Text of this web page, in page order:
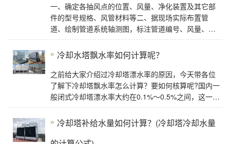
一、确定各抽风点的位置、风量、净化装置及其它部
件的型号规格、风管材料等二、据现场实际布置管
道、绘制管道系统轴测图，标注管道编号、风量、管
长三、确定管道内的气速。考虑系统阻力、粉尘磨损
冷却水塔飘水率如何计算呢？
之前给大家介绍过冷却塔漂水率的原因，今天带各位
了解下冷却塔飘水率怎么计算？要如何核算呢?国内一
般闭式冷却塔漂水率大约在0.1%～0.5%之间，这一数
值是什么概念呢?
冷却塔补给水量如何计算？(冷却塔冷却水量